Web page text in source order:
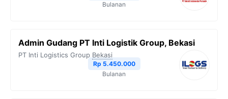
Bulanan
Admin Gudang PT Inti Logistik Group, Bekasi
PT Inti Logistics Group Bekasi
Rp 5.450.000
Bulanan